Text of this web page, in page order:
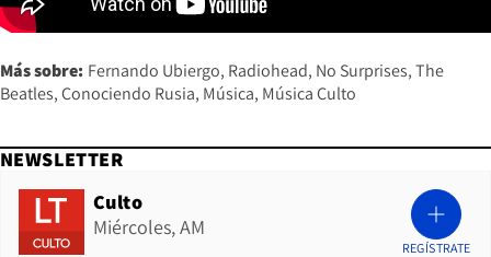
Más sobre: Fernando Ubiergo Radiohead No Surprises The
Beatles Conociendo Rusia Música Música Culto
NEWSLETTER
Culto
Miércoles, AM
REGÍSTRATE